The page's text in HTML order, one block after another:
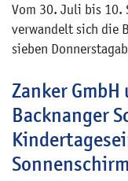
Mühlenladen zu
Fuß zum
Nachmittag einen
verbunden wird,
Backnanger
Minuten. Der Preis
Vom 30. Juli bis 10.
verwandelt sich die
sieben
bieten ein offenes
Künstlerinnen und
wechselnden Orten
– direkt, nahbar
Zanker
Backnanger